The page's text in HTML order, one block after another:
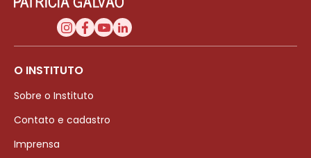
O INSTITUTO
Sobre o Instituto
Contato e cadastro
Imprensa